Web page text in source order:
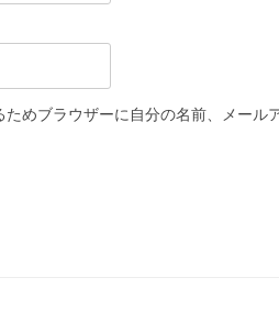
めブラウザーに自分の名前、メール